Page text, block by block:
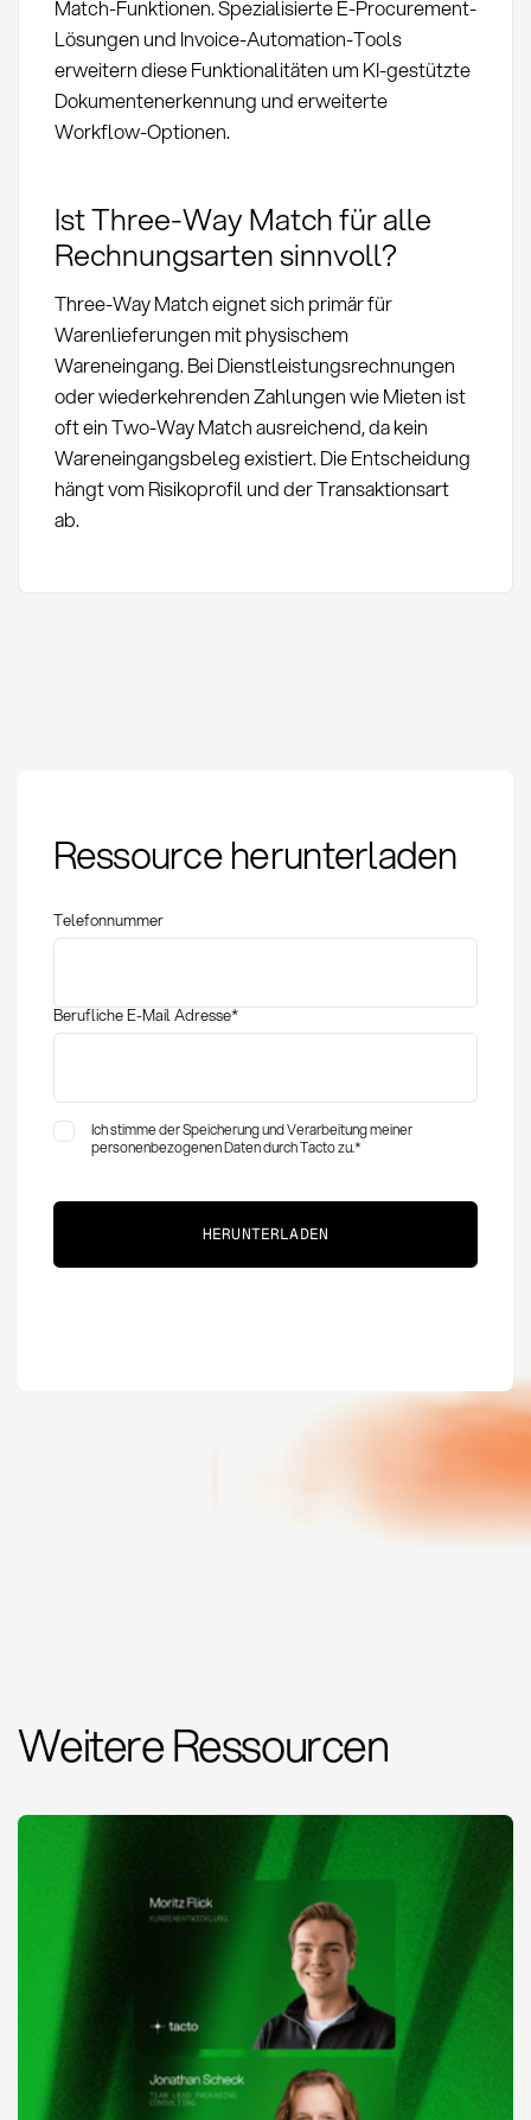
Match-Funktionen. Spezialisierte E-Procurement-
Lösungen und Invoice-Automation-Tools
erweitern diese Funktionalitäten um KI-gestützte
Dokumentenerkennung und erweiterte
Workflow-Optionen.
Ist Three-Way Match für alle
Rechnungsarten sinnvoll?
Three-Way Match eignet sich primär für
Warenlieferungen mit physischem
Wareneingang. Bei Dienstleistungsrechnungen
oder wiederkehrenden Zahlungen wie Mieten ist
oft ein Two-Way Match ausreichend, da kein
Wareneingangsbeleg existiert. Die Entscheidung
hängt vom Risikoprofil und der Transaktionsart
ab.
Definition, Prozess und
Vorteile im Einkauf
Ressource herunterladen
Telefonnummer
Berufliche E-Mail Adresse*
Ich stimme der Speicherung und Verarbeitung meiner
personenbezogenen Daten durch Tacto zu.*
Weitere Ressourcen